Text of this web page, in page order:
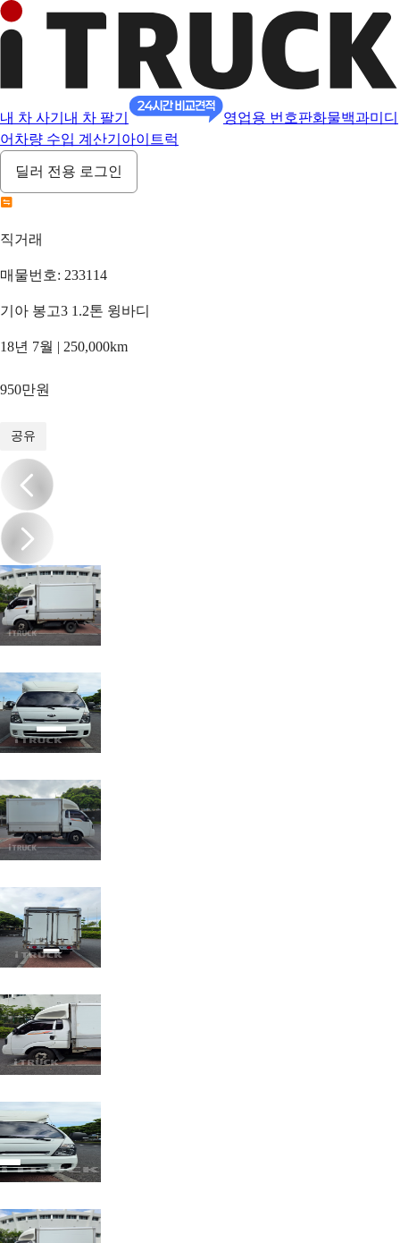
내 차 사기 내 차 팔기 영업용 번호판화물백과미디
어 차량 수입 계산기 아이트럭
딜러 전용 로그인
직거래
매물번호: 233114
기아 봉고3 1.2톤 윙바디
18년 7월 | 250,000km
950만원
공유
/6